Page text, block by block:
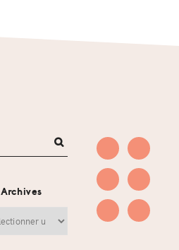
Archives